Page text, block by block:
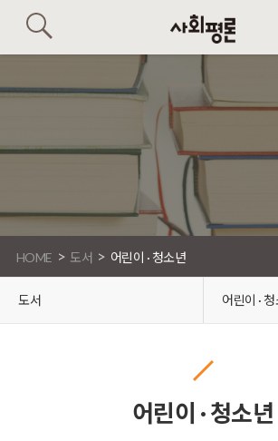
HOME > 도서 > 어린이 · 청소년
도서 어린이 ·
어린이 · 청소년